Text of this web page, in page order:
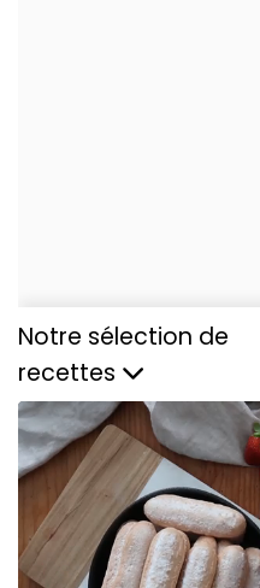
Notre sélection de
recettes